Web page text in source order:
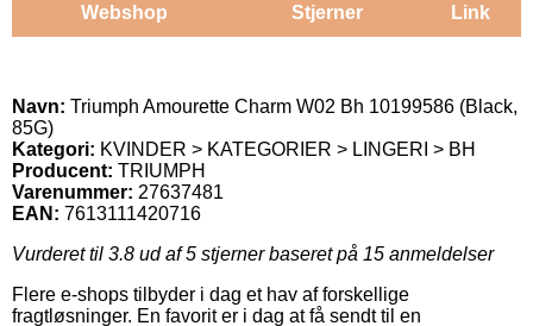
Webshop Stjerner Link
Navn: Triumph Amourette Charm W02 Bh 10199586 (Black,
85G)
Kategori: KVINDER > KATEGORIER > LINGERI > BH
Producent: TRIUMPH
Varenummer: 27637481
EAN: 7613111420716
Vurderet til 3.8 ud af 5 stjerner baseret på 15 anmeldelser
Flere e-shops tilbyder i dag et hav af forskellige
fragtløsninger. En favorit er i dag at få sendt til en